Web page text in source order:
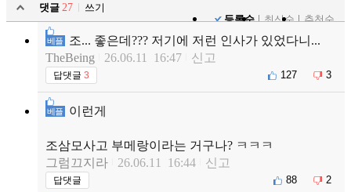
댓글 27
쓰기
등록순
최신순 추천순
베플
조... 좋은데??? 저기에 저런 인사가 있었다니...
TheBeing
26.06.11 16:47 신고
답댓글 3 127 3
베플 이런게
조삼모사고 부메랑이라는 거구나? ㅋㅋㅋ
그럼끄지라
26.06.11 16:44 신고
답댓글 88 2